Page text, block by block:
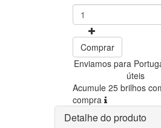
Comprar
Enviamos para
úteis
Acumule 25 brilhos
compra
Detalhe do produto